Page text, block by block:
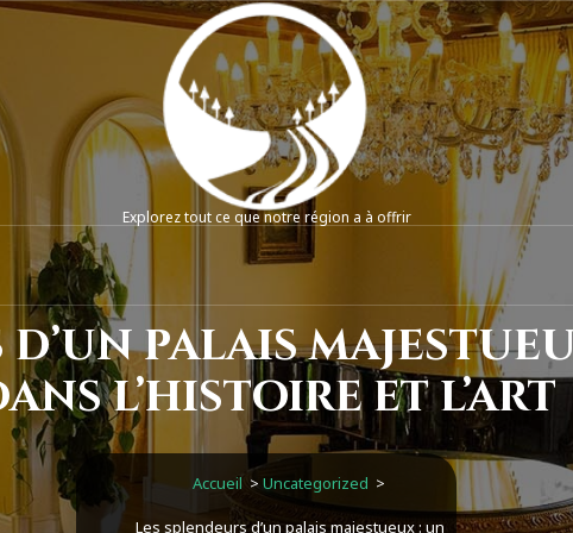
Explorez tout ce que notre région a à offrir
palais
l’histoire et l’art
Accueil > Uncategorized >
Les splendeurs d’un palais majestueux : un